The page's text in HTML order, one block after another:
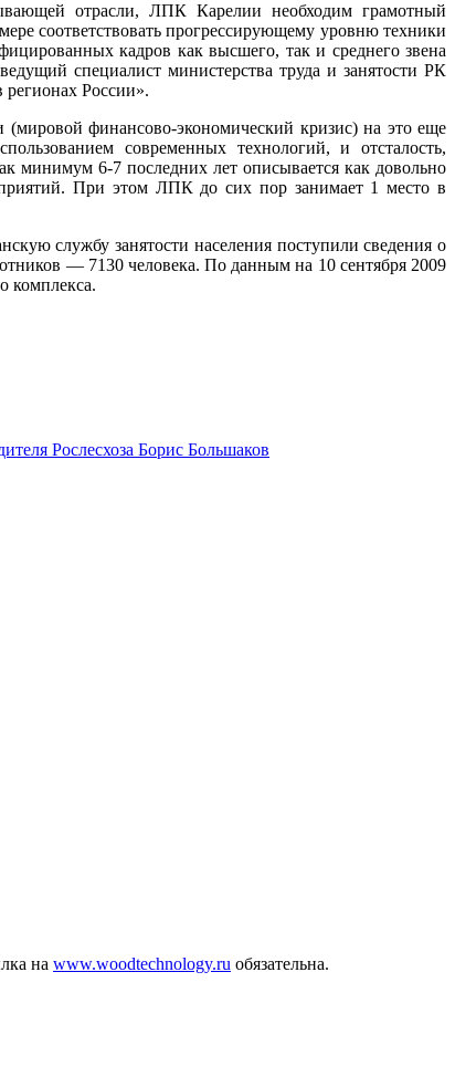
отрасли, ЛПК Карелии необходим грамотный
соответствовать прогрессирующему уровню техники
кадров как высшего, так и среднего звена
специалист министерства труда и занятости РК
России».
финансово-экономический кризис) на это еще
современных технологий, и отсталость,
минимум 6-7 последних лет описывается как довольно
При этом ЛПК до сих пор занимает 1 место в
службу занятости населения поступили сведения о
— 7130 человека. По данным на 10 сентября 2009
комплекса.
Рослесхоза Борис Большаков
на www.woodtechnology.ru обязательна.